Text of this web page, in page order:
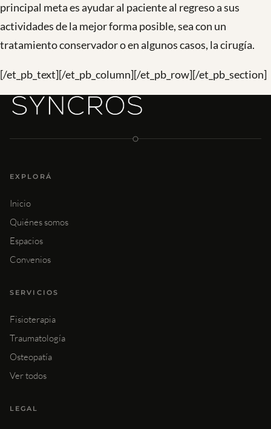
principal meta es ayudar al paciente al regreso a sus
actividades de la mejor forma posible, sea con un
tratamiento conservador o en algunos casos, la cirugía.
[/et_pb_text][/et_pb_column][/et_pb_row][/et_pb_section]
EXPLORÁ
Inicio
Quiénes somos
Espacios
Convenios
SERVICIOS
Fisioterapia
Traumatología
Osteopatía
Ver todos
LEGAL